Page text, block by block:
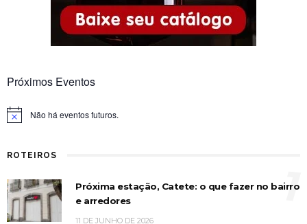
Próximos Eventos
Notice Não há eventos futuros.
ROTEIROS
Próxima estação, Catete: o que fazer no bairro
e arredores
11 DE JUNHO DE 2026
1